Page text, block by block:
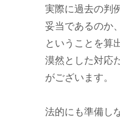
実際に過去の判
妥当であるのか、
ということを算
漠然とした対応
がございます。
法的にも準備し